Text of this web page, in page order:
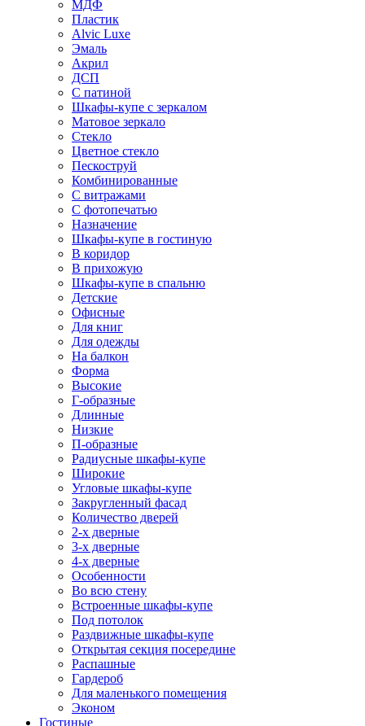
МДФ
Пластик
Alvic Luxe
Эмаль
Акрил
ДСП
С патиной
Шкафы-купе с зеркалом
Матовое зеркало
Стекло
Цветное стекло
Пескоструй
Комбинированные
С витражами
С фотопечатью
Назначение
Шкафы-купе в гостиную
В коридор
В прихожую
Шкафы-купе в спальню
Детские
Офисные
Для книг
Для одежды
На балкон
Форма
Высокие
Г-образные
Длинные
Низкие
П-образные
Радиусные шкафы-купе
Широкие
Угловые шкафы-купе
Закругленный фасад
Количество дверей
2-х дверные
3-х дверные
4-х дверные
Особенности
Во всю стену
Встроенные шкафы-купе
Под потолок
Раздвижные шкафы-купе
Открытая секция посередине
Распашные
Гардероб
Для маленького помещения
Эконом
Гостиные